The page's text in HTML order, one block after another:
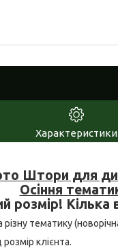
Характеристики
Штори для
Осіння
розмір! Кілька
тематику
клієнта.